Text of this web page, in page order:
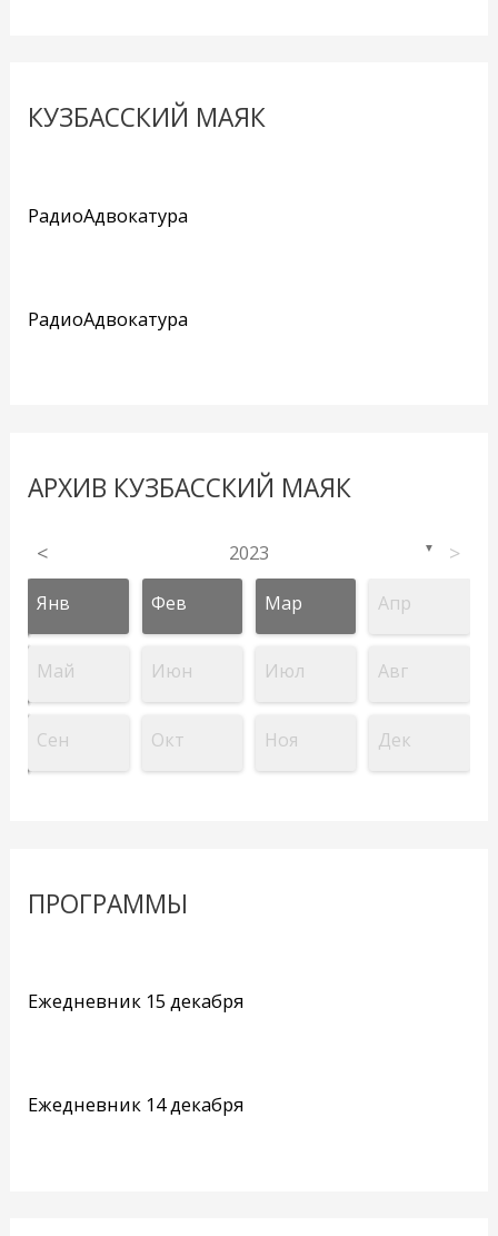
КУЗБАССКИЙ МАЯК
РадиоАдвокатура
РадиоАдвокатура
АРХИВ КУЗБАССКИЙ МАЯК
< 2023 ▼ >
Янв Фев Мар Апр
Май Июн Июл Авг
Сен Окт Ноя Дек
ПРОГРАММЫ
Ежедневник 15 декабря
Ежедневник 14 декабря